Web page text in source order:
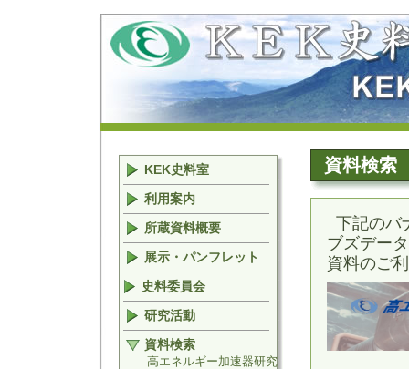
KEK史料室
利用案内
所蔵資料概要
展示・パンフレット
史料委員会
研究活動
資料検索
高エネルギー加速器研究
資料検索
下記のバ
ブズデー
資料のご